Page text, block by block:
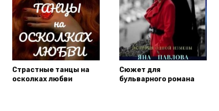
Страстные танцы на
осколках любви
Сюжет для
бульварного романа